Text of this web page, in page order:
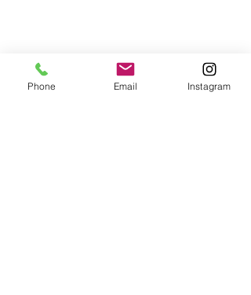
Phone Email Instagram